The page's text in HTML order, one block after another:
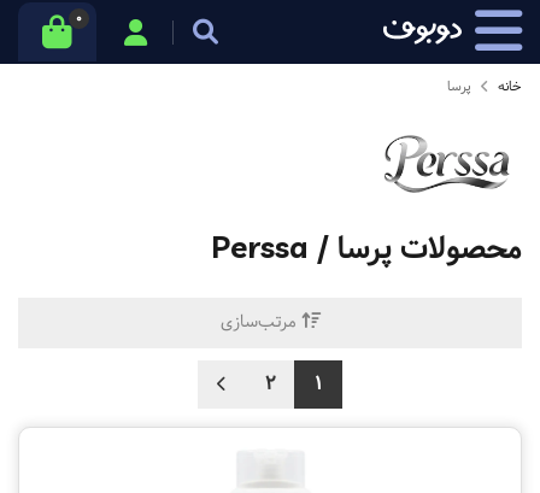
0
خانه پرسا
محصولاتپرسا / Perssa
مرتب‌سازی
1
2